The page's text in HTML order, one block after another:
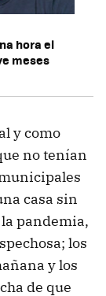
hora el
meses
y como
no tenían
casa sin
pandemia,
los
y los
de que